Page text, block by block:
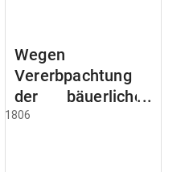
Wegen
Vererbpachtung
der bäuerlichen
Grundstücke und
1806